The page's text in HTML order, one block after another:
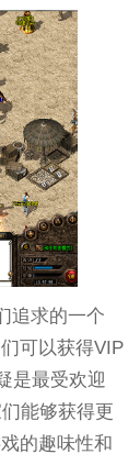
追求的一个
可以获得VIP
是最受欢迎
能够获得更
的趣味性和